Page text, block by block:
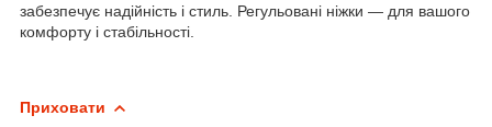
забезпечує надійність і стиль. Регульовані ніжки — для вашого
комфорту і стабільності.
Приховати